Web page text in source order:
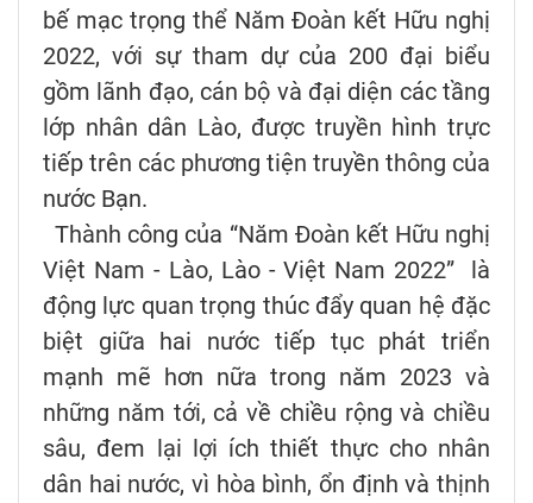
bế mạc trọng thể Năm Đoàn kết Hữu nghị
2022, với sự tham dự của 200 đại biểu
gồm lãnh đạo, cán bộ và đại diện các tầng
lớp nhân dân Lào, được truyền hình trực
tiếp trên các phương tiện truyền thông của
nước Bạn.
Thành công của “Năm Đoàn kết Hữu nghị
Việt Nam - Lào, Lào - Việt Nam 2022” là
động lực quan trọng thúc đẩy quan hệ đặc
biệt giữa hai nước tiếp tục phát triển
mạnh mẽ hơn nữa trong năm 2023 và
những năm tới, cả về chiều rộng và chiều
sâu, đem lại lợi ích thiết thực cho nhân
dân hai nước, vì hòa bình, ổn định và thịnh